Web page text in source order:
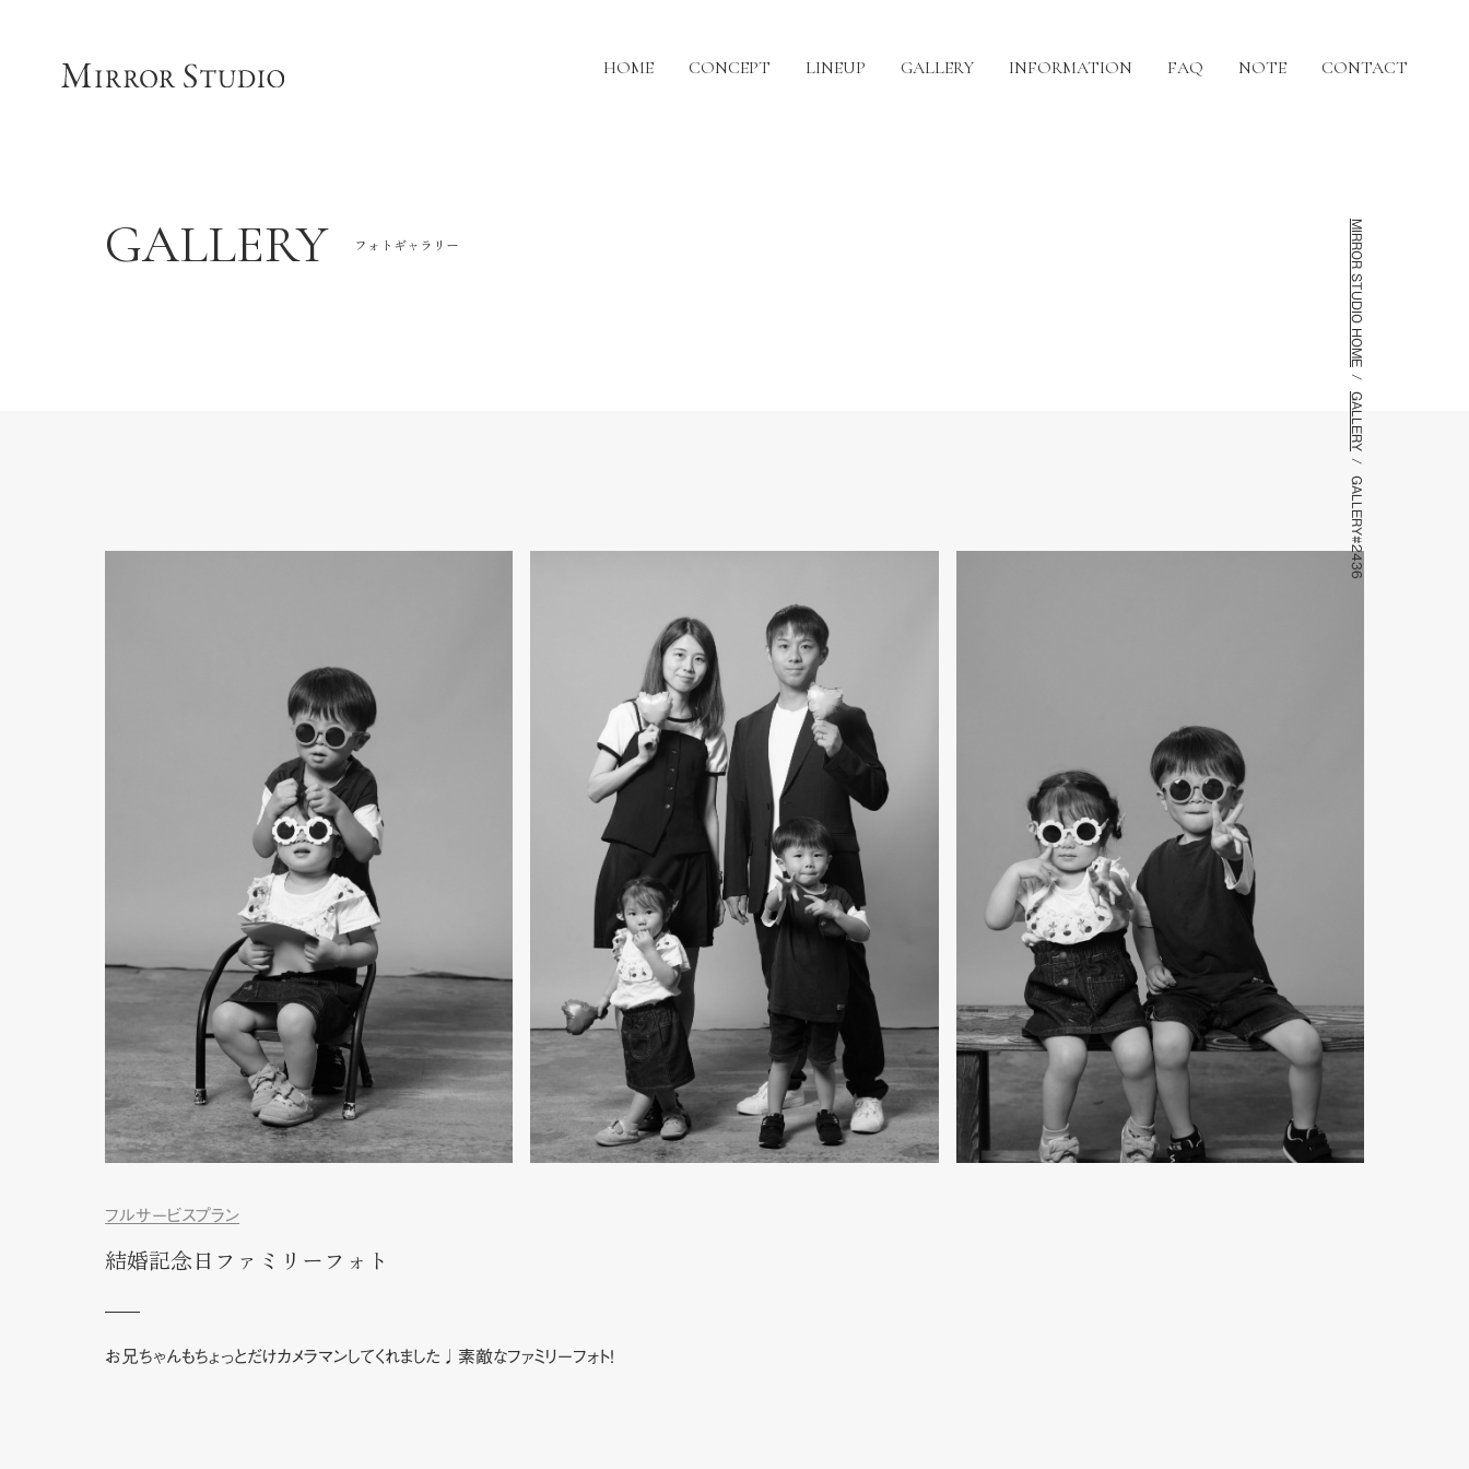
HOME CONCEPT LINEUP GALLERY INFORMATION FAQ NOTE CONTACT
GALLERY フォトギャラリー MIRROR STUDIO HOME
GALLERY
GALLERY#2436
フルサービスプラン
結婚記念日ファミリーフォト
お兄ちゃんもちょっとだけカメラマンしてくれました♩素敵なファミリーフォト！